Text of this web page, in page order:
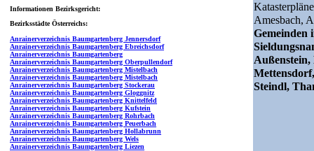
Informationen Bezirksgericht:
Bezirksstädte Österreichs:
Anrainerverzeichnis Baumgartenberg Jennersdorf
Anrainerverzeichnis Baumgartenberg Ebreichsdorf
Anrainerverzeichnis Baumgartenberg
Anrainerverzeichnis Baumgartenberg Oberpullendorf
Anrainerverzeichnis Baumgartenberg Mistelbach
Anrainerverzeichnis Baumgartenberg Mistelbach
Anrainerverzeichnis Baumgartenberg Stockerau
Anrainerverzeichnis Baumgartenberg Gloggnitz
Anrainerverzeichnis Baumgartenberg Knittelfeld
Anrainerverzeichnis Baumgartenberg Kufstein
Anrainerverzeichnis Baumgartenberg Rohrbach
Anrainerverzeichnis Baumgartenberg Peuerbach
Anrainerverzeichnis Baumgartenberg Hollabrunn
Anrainerverzeichnis Baumgartenberg Wels
Anrainerverzeichnis Baumgartenberg Liezen
Amesbach,
Gemeinden
Steindl,